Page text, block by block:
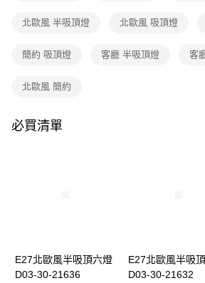
※ 請注意：結帳手續完成當下不需立刻繳費，但
※ 交易是否成功請以「AFTEE先享後付 」之結帳
客戶支援中心」
１．透過由恩沛科技股份有限公司提供之「
５．嚴禁一人註冊多個帳號或使用他人資訊註冊
恩沛科技股份有限公司將有權停止該用戶之使用
北歐風 半吸頂燈 北歐風 吸頂燈
簡約 吸頂燈 客廳 半吸頂燈 客
北歐風 簡約
必買清單
E27北歐風半吸頂六燈
D03-30-21636
E27北歐風半吸
D03-30-21632